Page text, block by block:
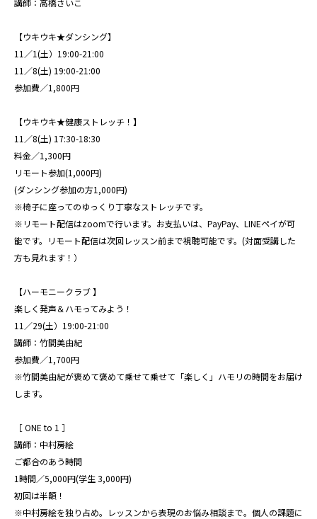
講師：高橋さいこ
【ウキウキ★ダンシング】
11／1(土）19:00-21:00
11／8(土) 19:00-21:00
参加費／1,800円
【ウキウキ★健康ストレッチ！】
11／8(土) 17:30-18:30
料金／1,300円
リモート参加(1,000円)
(ダンシング参加の方1,000円)
※椅子に座ってのゆっくり丁寧なストレッチです。
※リモート配信はzoomで行います。お支払いは、PayPay、LINEペイが可
能です。リモート配信は次回レッスン前まで視聴可能です。(対面受講した
方も見れます！）
【ハーモニークラブ 】
楽しく発声＆ハモってみよう！
11／29(土）19:00-21:00
講師：竹間美由紀
参加費／1,700円
※竹間美由紀が褒めて褒めて乗せて乗せて「楽しく」ハモリの時間をお届け
します。
［ ONE to 1 ］
講師：中村房絵
ご都合のあう時間
1時間／5,000円(学生 3,000円)
初回は半額！
※中村房絵を独り占め。レッスンから表現のお悩み相談まで。個人の課題に